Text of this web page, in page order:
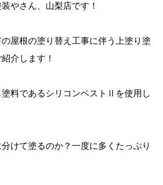
やさん、山梨店です！
屋根の塗り替え工事に伴う上塗り塗
介します！
料であるシリコンベストⅡを使用し
けて塗るのか？一度に多くたっぷり